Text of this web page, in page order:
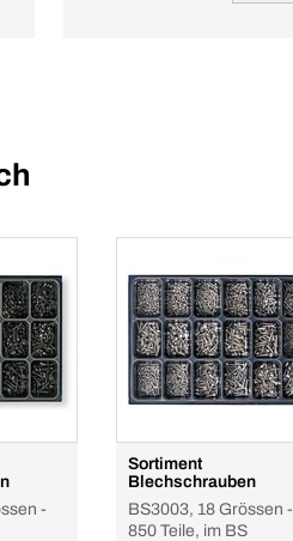
-
Sortiment
Blechschrauben
BS3003, 18 Grössen -
850 Teile, im BS